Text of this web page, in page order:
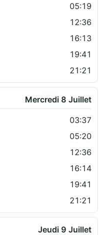
05:19
12:36
16:13
19:41
21:21
Mercredi 8 Juillet
03:37
05:20
12:36
16:14
19:41
21:21
Jeudi 9 Juillet